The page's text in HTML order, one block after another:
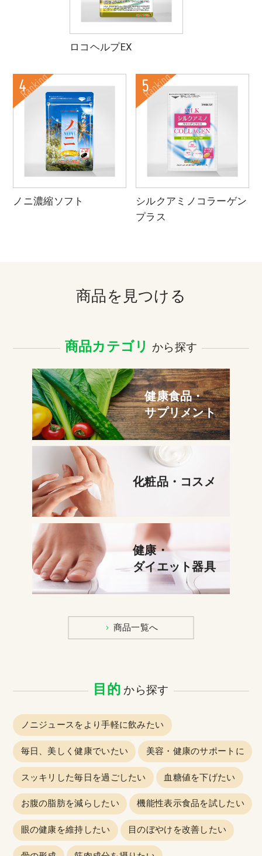
ロコヘルプEX
ノニ濃縮ソフト
シルクアミノコラーゲン
プラス
商品を見つける
商品一覧へ
商品カテゴリ から探す
健康食品・
サプリメント
化粧品・コスメ
健康・
ダイエット器具
目的 から探す
ノニジュースをより手軽に飲みたい
毎日、美しく健康でいたい 美容・健康のサポートに
スッキリした毎日を過ごしたい 血糖値を下げたい
お腹の脂肪を減らしたい 機能性表示食品を試したい
眼の健康を維持したい 目のぼやけを改善したい